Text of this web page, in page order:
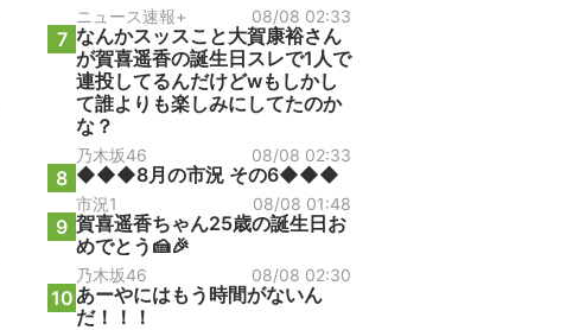
ニュース速報+ 08/08 02:33
7 なんかスッスこと大賀康裕さん
が賀喜遥香の誕生日スレで1人で
連投してるんだけどwもしかし
て誰よりも楽しみにしてたのか
な？
乃木坂46 08/08 02:33
8 ◆◆◆8月の市況 その6◆◆◆
市況1 08/08 01:48
9 賀喜遥香ちゃん25歳の誕生日お
めでとう🍰🎉
乃木坂46 08/08 02:30
10 あーやにはもう時間がないん
だ！！！